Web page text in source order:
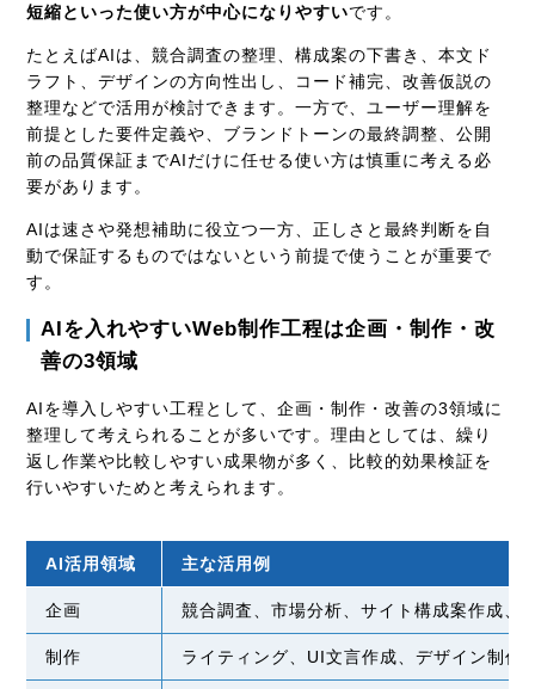
短縮といった使い方が中心になりやすいです。
たとえばAIは、競合調査の整理、構成案の下書き、本文ド
ラフト、デザインの方向性出し、コード補完、改善仮説の
整理などで活用が検討できます。一方で、ユーザー理解を
前提とした要件定義や、ブランドトーンの最終調整、公開
前の品質保証までAIだけに任せる使い方は慎重に考える必
要があります。
AIは速さや発想補助に役立つ一方、正しさと最終判断を自
動で保証するものではないという前提で使うことが重要で
す。
AIを入れやすいWeb制作工程は企画・制作・改
善の3領域
AIを導入しやすい工程として、企画・制作・改善の3領域に
整理して考えられることが多いです。理由としては、繰り
返し作業や比較しやすい成果物が多く、比較的効果検証を
行いやすいためと考えられます。
AI活用領域 主な活用例
企画 競合調査、市場分析、サイト構成案作成、
制作 ライティング、UI文言作成、デザイン制作